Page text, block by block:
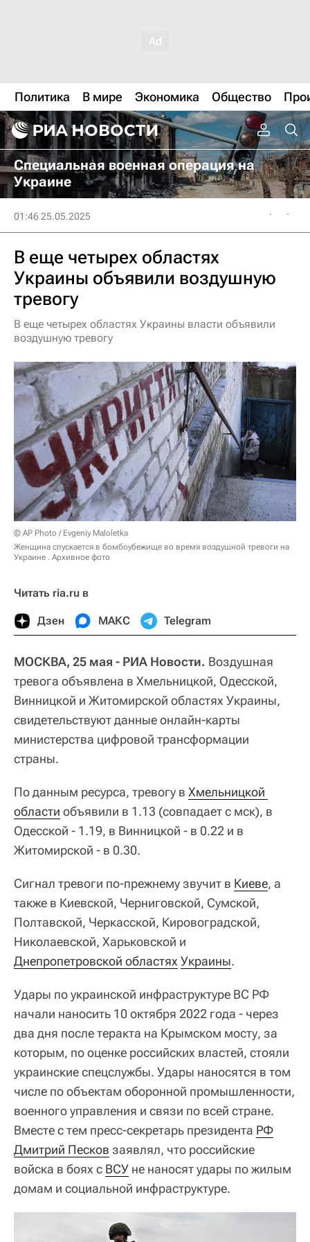
Политика В мире Экономика Общество
Специальная военная операция на
Украине
01:46 25.05.2025
В еще четырех областях
Украины объявили воздушную
тревогу
В еще четырех областях Украины власти объявили
воздушную тревогу
© AP Photo / Evgeniy Maloletka
Женщина спускается в бомбоубежище во время воздушной тревоги на
Украине . Архивное фото
Читать ria.ru в
Дзен МАКС Telegram
МОСКВА, 25 мая - РИА Новости. Воздушная
тревога объявлена в Хмельницкой, Одесской,
Винницкой и Житомирской областях Украины,
свидетельствуют данные онлайн-карты
министерства цифровой трансформации
страны.
По данным ресурса, тревогу в Хмельницкой
области объявили в 1.13 (совпадает с мск), в
Одесской - 1.19, в Винницкой - в 0.22 и в
Житомирской - в 0.30.
Сигнал тревоги по-прежнему звучит в Киеве, а
также в Киевской, Черниговской, Сумской,
Полтавской, Черкасской, Кировоградской,
Николаевской, Харьковской и
Днепропетровской областях Украины.
Удары по украинской инфраструктуре ВС РФ
начали наносить 10 октября 2022 года - через
два дня после теракта на Крымском мосту, за
которым, по оценке российских властей, стояли
украинские спецслужбы. Удары наносятся в том
числе по объектам оборонной промышленности,
военного управления и связи по всей стране.
Вместе с тем пресс-секретарь президента РФ
Дмитрий Песков заявлял, что российские
войска в боях с ВСУ не наносят удары по жилым
домам и социальной инфраструктуре.